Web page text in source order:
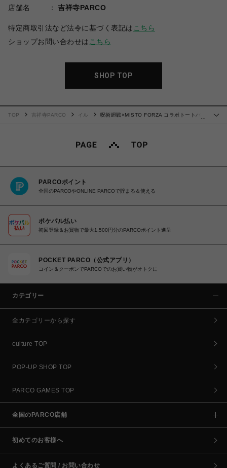
店舗名
吉祥寺PARCO
特定商取引法など法令に基づく表記は こちら
ショップお問い合わせは こちら
SHOP TOP
…
TOP 吉祥寺PARCO イル
呪術廻戦×MISTO FORZA コラボトートバッ
PARCOポイント
全国のPARCOやONLINE PARCOで貯まる＆使える
ポケパル払い
初回登録＆お買物で最大1,500円分のPARCOポイント進呈
POCKET PARCO（公式アプリ）
コイン＆クーポンでPARCOでのお買い物がオトクに
カテゴリー
全カテゴリーから探す
culture TOP
POP-UP SHOP TOP
PARCO GAMES TOP
全国のPARCO店舗
初めてのお客様へ
よくあるご質問 / お問い合わせ